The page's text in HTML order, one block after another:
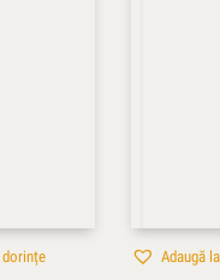
dorințe Adaugă